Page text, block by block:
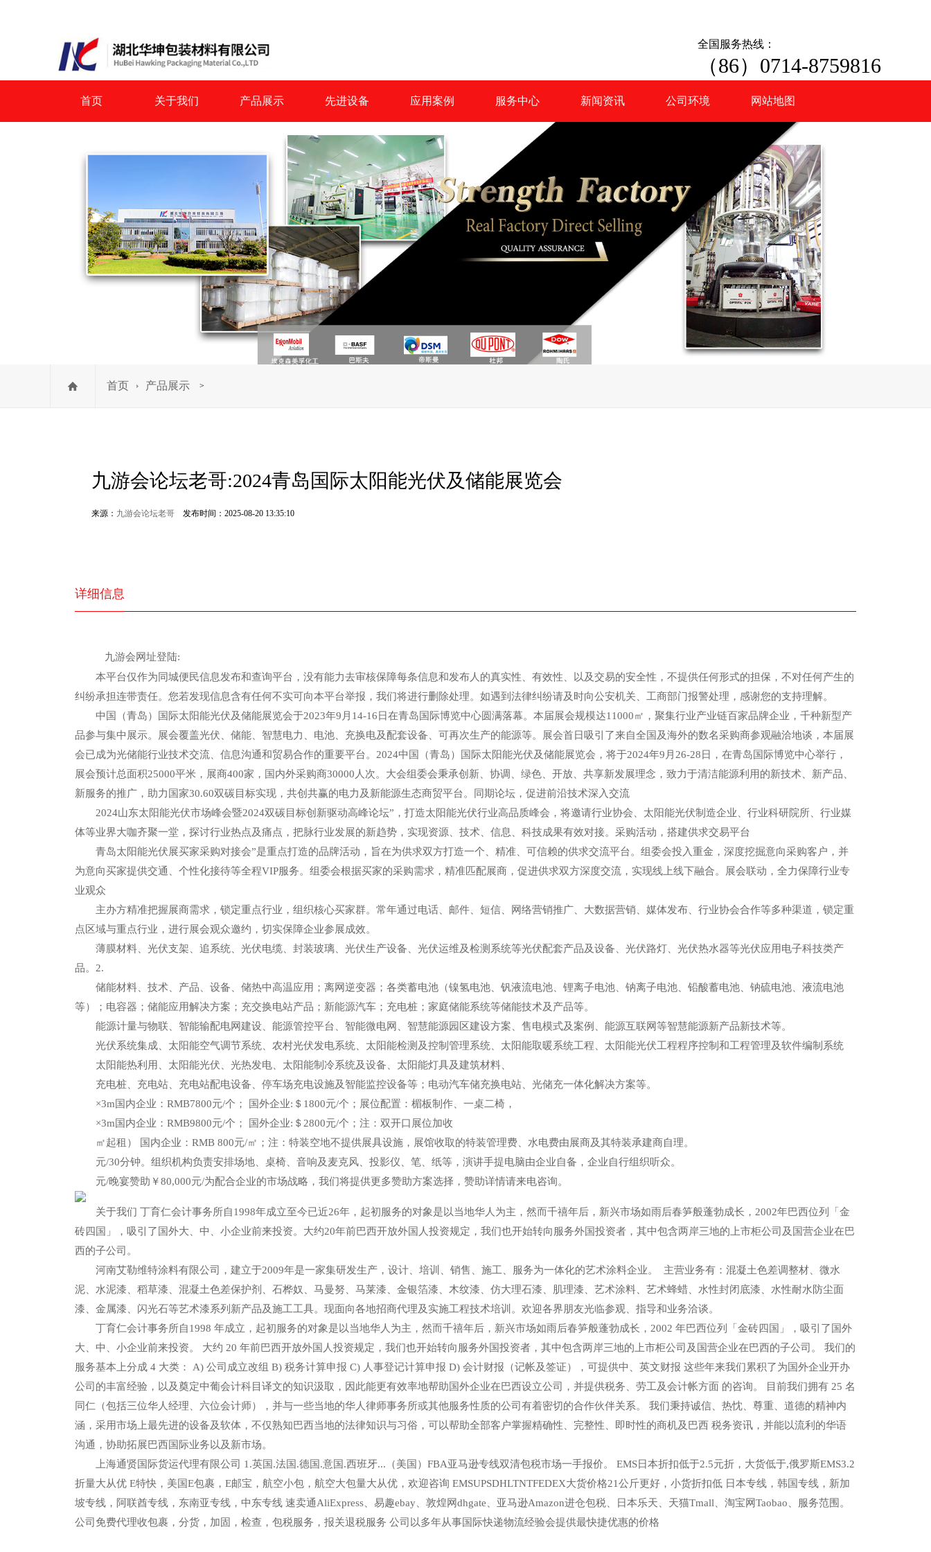
全国服务热线：
（86）0714-8759816
首页 关于我们 产品展示 先进设备 应用案例 服务中心 新闻资讯 公司环境 网站地图
首页 >
产品展示
九游会论坛老哥:2024青岛国际太阳能光伏及储能展览会
来源： 九游会论坛老哥 发布时间：2025-08-20 13:35:10
详细信息
九游会网址登陆:
本平台仅作为同城便民信息发布和查询平台，没有能力去审核保障每条信息和发布人的真实性、有效性、以及交易的安全性，不提供任何形式的担保，不对任何产生的
纠纷承担连带责任。您若发现信息含有任何不实可向本平台举报，我们将进行删除处理。如遇到法律纠纷请及时向公安机关、工商部门报警处理，感谢您的支持理解。
中国（青岛）国际太阳能光伏及储能展览会于2023年9月14-16日在青岛国际博览中心圆满落幕。本届展会规模达11000㎡，聚集行业产业链百家品牌企业，千种新型产
品参与集中展示。展会覆盖光伏、储能、智慧电力、电池、充换电及配套设备、可再次生产的能源等。展会首日吸引了来自全国及海外的数名采购商参观融洽地谈，本届展
会已成为光储能行业技术交流、信息沟通和贸易合作的重要平台。2024中国（青岛）国际太阳能光伏及储能展览会，将于2024年9月26-28日，在青岛国际博览中心举行，
展会预计总面积25000平米，展商400家，国内外采购商30000人次。大会组委会秉承创新、协调、绿色、开放、共享新发展理念，致力于清洁能源利用的新技术、新产品、
新服务的推广，助力国家30.60双碳目标实现，共创共赢的电力及新能源生态商贸平台。同期论坛，促进前沿技术深入交流
2024山东太阳能光伏市场峰会暨2024双碳目标创新驱动高峰论坛”，打造太阳能光伏行业高品质峰会，将邀请行业协会、太阳能光伏制造企业、行业科研院所、行业媒
体等业界大咖齐聚一堂，探讨行业热点及痛点，把脉行业发展的新趋势，实现资源、技术、信息、科技成果有效对接。采购活动，搭建供求交易平台
青岛太阳能光伏展买家采购对接会”是重点打造的品牌活动，旨在为供求双方打造一个、精准、可信赖的供求交流平台。组委会投入重金，深度挖掘意向采购客户，并
为意向买家提供交通、个性化接待等全程VIP服务。组委会根据买家的采购需求，精准匹配展商，促进供求双方深度交流，实现线上线下融合。展会联动，全力保障行业专
业观众
主办方精准把握展商需求，锁定重点行业，组织核心买家群。常年通过电话、邮件、短信、网络营销推广、大数据营销、媒体发布、行业协会合作等多种渠道，锁定重
点区域与重点行业，进行展会观众邀约，切实保障企业参展成效。
薄膜材料、光伏支架、追系统、光伏电缆、封装玻璃、光伏生产设备、光伏运维及检测系统等光伏配套产品及设备、光伏路灯、光伏热水器等光伏应用电子科技类产
品。2.
储能材料、技术、产品、设备、储热中高温应用；离网逆变器；各类蓄电池（镍氢电池、钒液流电池、锂离子电池、钠离子电池、铅酸蓄电池、钠硫电池、液流电池
等）；电容器；储能应用解决方案；充交换电站产品；新能源汽车；充电桩；家庭储能系统等储能技术及产品等。
能源计量与物联、智能输配电网建设、能源管控平台、智能微电网、智慧能源园区建设方案、售电模式及案例、能源互联网等智慧能源新产品新技术等。
光伏系统集成、太阳能空气调节系统、农村光伏发电系统、太阳能检测及控制管理系统、太阳能取暖系统工程、太阳能光伏工程程序控制和工程管理及软件编制系统
太阳能热利用、太阳能光伏、光热发电、太阳能制冷系统及设备、太阳能灯具及建筑材料、
充电桩、充电站、充电站配电设备、停车场充电设施及智能监控设备等；电动汽车储充换电站、光储充一体化解决方案等。
×3m国内企业：RMB7800元/个； 国外企业:＄1800元/个；展位配置：楣板制作、一桌二椅，
×3m国内企业：RMB9800元/个； 国外企业:＄2800元/个；注：双开口展位加收
㎡起租） 国内企业：RMB 800元/㎡；注：特装空地不提供展具设施，展馆收取的特装管理费、水电费由展商及其特装承建商自理。
元/30分钟。组织机构负责安排场地、桌椅、音响及麦克风、投影仪、笔、纸等，演讲手提电脑由企业自备，企业自行组织听众。
元/晚宴赞助￥80,000元/为配合企业的市场战略，我们将提供更多赞助方案选择，赞助详情请来电咨询。
关于我们 丁育仁会计事务所自1998年成立至今已近26年，起初服务的对象是以当地华人为主，然而千禧年后，新兴市场如雨后春笋般蓬勃成长，2002年巴西位列「金
砖四国」，吸引了国外大、中、小企业前来投资。大约20年前巴西开放外国人投资规定，我们也开始转向服务外国投资者，其中包含两岸三地的上市柜公司及国营企业在巴
西的子公司。
河南艾勒维特涂料有限公司，建立于2009年是一家集研发生产，设计、培训、销售、施工、服务为一体化的艺术涂料企业。 主营业务有：混凝土色差调整材、微水
泥、水泥漆、稻草漆、混凝土色差保护剂、石桦奴、马曼努、马莱漆、金银箔漆、木纹漆、仿大理石漆、肌理漆、艺术涂料、艺术蜂蜡、水性封闭底漆、水性耐水防尘面
漆、金属漆、闪光石等艺术漆系列新产品及施工工具。现面向各地招商代理及实施工程技术培训。欢迎各界朋友光临参观、指导和业务洽谈。
丁育仁会计事务所自1998 年成立，起初服务的对象是以当地华人为主，然而千禧年后，新兴市场如雨后春笋般蓬勃成长，2002 年巴西位列「金砖四国」，吸引了国外
大、中、小企业前来投资。 大约 20 年前巴西开放外国人投资规定，我们也开始转向服务外国投资者，其中包含两岸三地的上市柜公司及国营企业在巴西的子公司。 我们的
服务基本上分成 4 大类： A) 公司成立改组 B) 税务计算申报 C) 人事登记计算申报 D) 会计财报（记帐及签证），可提供中、英文财报 这些年来我们累积了为国外企业开办
公司的丰富经验，以及奠定中葡会计科目译文的知识汲取，因此能更有效率地帮助国外企业在巴西设立公司，并提供税务、劳工及会计帐方面 的咨询。 目前我们拥有 25 名
同仁（包括三位华人经理、六位会计师），并与一些当地的华人律师事务所或其他服务性质的公司有着密切的合作伙伴关系。 我们秉持诚信、热忱、尊重、道德的精神内
涵，采用市场上最先进的设备及软体，不仅熟知巴西当地的法律知识与习俗，可以帮助全部客户掌握精确性、完整性、即时性的商机及巴西 税务资讯，并能以流利的华语
沟通，协助拓展巴西国际业务以及新市场。
上海通贤国际货运代理有限公司 1.英国.法国.德国.意国.西班牙...（美国）FBA亚马逊专线双清包税市场一手报价。 EMS日本折扣低于2.5元折，大货低于,俄罗斯EMS3.2
折量大从优 E特快，美国E包裹，E邮宝，航空小包，航空大包量大从优，欢迎咨询 EMSUPSDHLTNTFEDEX大货价格21公斤更好，小货折扣低 日本专线，韩国专线，新加
坡专线，阿联酋专线，东南亚专线，中东专线 速卖通AliExpress、易趣ebay、敦煌网dhgate、亚马逊Amazon进仓包税、日本乐天、天猫Tmall、淘宝网Taobao、服务范围。
公司免费代理收包裹，分货，加固，检查，包税服务，报关退税服务 公司以多年从事国际快递物流经验会提供最快捷优惠的价格